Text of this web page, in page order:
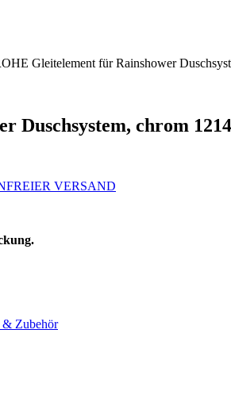
Gleitelement für Rainshower
Duschsystem, chrom
VERSAND
& Zubehör